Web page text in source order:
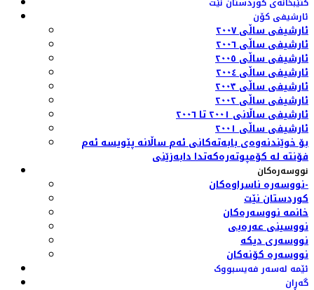
ئارشیفی کۆن
ئارشیفی ساڵی ٢٠٠٧
ئارشیفی ساڵی ٢٠٠٦
ئارشیفی ساڵی ٢٠٠٥
ئارشیفی ساڵی ٢٠٠٤
ئارشیفی ساڵی ٢٠٠٣
ئارشیفی ساڵی ٢٠٠٢
ئارشیفی ساڵانی ٢٠٠١ تا ٢٠٠٦
ئارشیفی ساڵی ٢٠٠١
بۆ خوێندنەوەی بابەتەکانی ئەم ساڵانە پێویسە ئەم
فۆنتە لە کۆمپوتەرەکەتدا دابەزێنی
نووسەرەکان
نووسەرە ناسراوەکان-
کوردستان نێت
خانمە نووسەرەکان
نووسینی عەرەبی
نووسەری دیکە
نووسەرە کۆنەکان
ئێمە لەسەر فەیسبووک
گەڕان